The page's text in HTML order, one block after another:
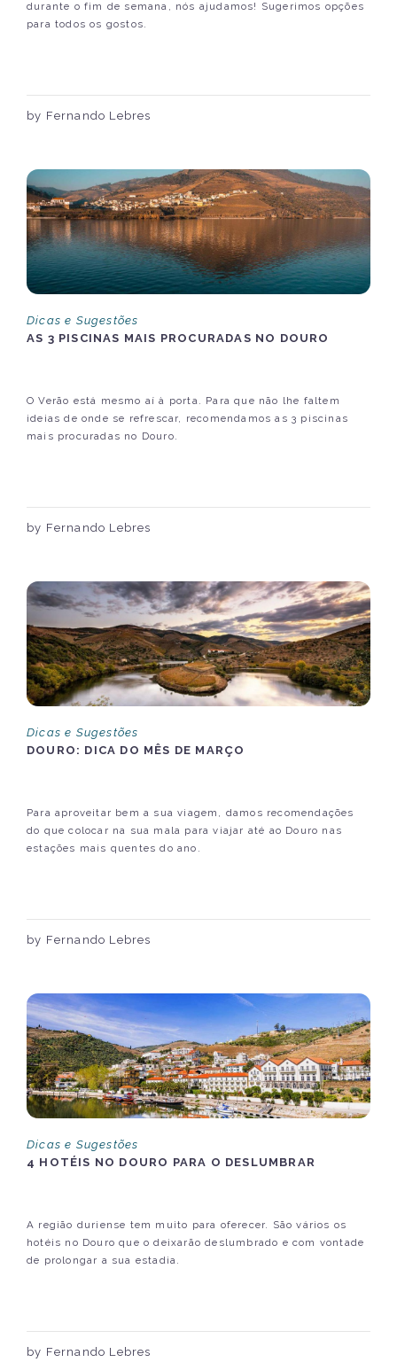
durante o fim de semana, nós ajudamos! Sugerimos opções
para todos os gostos.
by Fernando Lebres
Dicas e Sugestões
AS 3 PISCINAS MAIS PROCURADAS NO DOURO
O Verão está mesmo aí à porta. Para que não lhe faltem
ideias de onde se refrescar, recomendamos as 3 piscinas
mais procuradas no Douro.
by Fernando Lebres
Dicas e Sugestões
DOURO: DICA DO MÊS DE MARÇO
Para aproveitar bem a sua viagem, damos recomendações
do que colocar na sua mala para viajar até ao Douro nas
estações mais quentes do ano.
by Fernando Lebres
Dicas e Sugestões
4 HOTÉIS NO DOURO PARA O DESLUMBRAR
A região duriense tem muito para oferecer. São vários os
hotéis no Douro que o deixarão deslumbrado e com vontade
de prolongar a sua estadia.
by Fernando Lebres